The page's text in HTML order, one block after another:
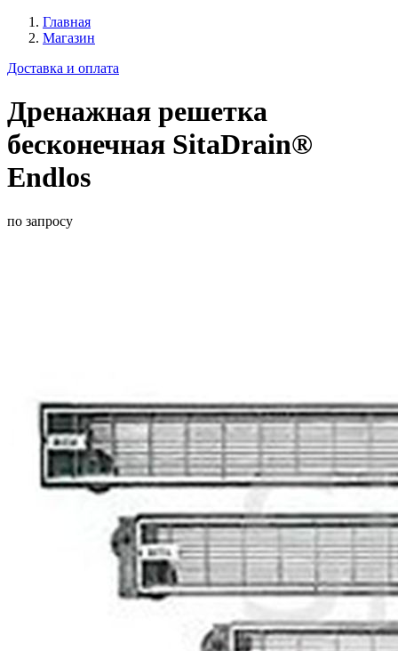
Главная
Магазин
Доставка и оплата
Дренажная решетка
бесконечная SitaDrain®
Endlos
по запросу